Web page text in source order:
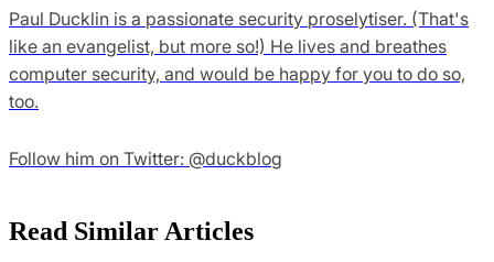
Paul Ducklin is a passionate security proselytiser. (That's
like an evangelist, but more so!) He lives and breathes
computer security, and would be happy for you to do so,
too.
Follow him on Twitter: @duckblog
Read Similar Articles